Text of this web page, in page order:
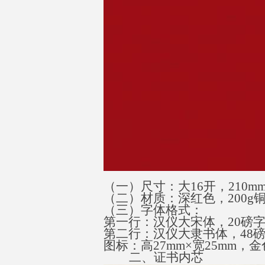
（一）尺寸：大16开，
（二）材质：深红色， 200g
（三）字体格式：
第一行：汉仪大宋体 ， 20磅
第二行：汉仪大隶书体 ， 48
图标： 高27mm×宽25mm ，
二、证书内芯